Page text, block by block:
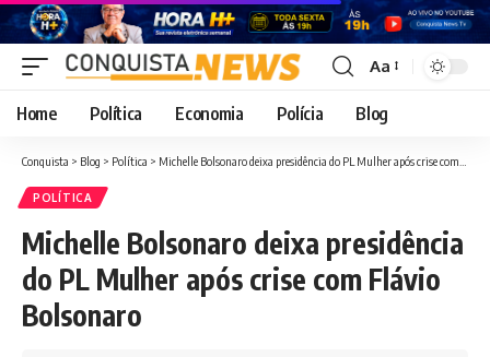
Font
Resizer
Aa
Home Política Economia Polícia Blog
Conquista > Blog > Política > Michelle Bolsonaro deixa presidência do PL Mulher após crise com Flávio Bolsonaro
POLÍTICA
Michelle Bolsonaro deixa presidência
do PL Mulher após crise com Flávio
Bolsonaro